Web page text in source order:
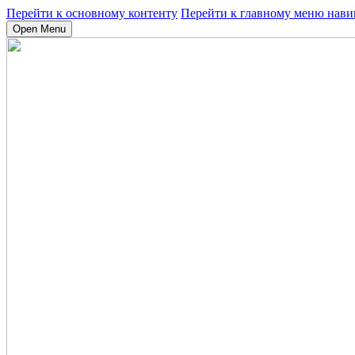
Перейти к основному контенту Перейти к главному меню
Open Menu